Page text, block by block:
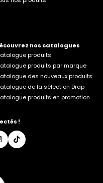
nos catalogues
produits
produits par marque
des nouveaux produits
de la sélection Drap
produits en promotion
!